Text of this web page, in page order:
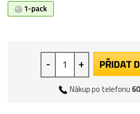
1-pack
- + PŘIDAT
Nákup po telefonu